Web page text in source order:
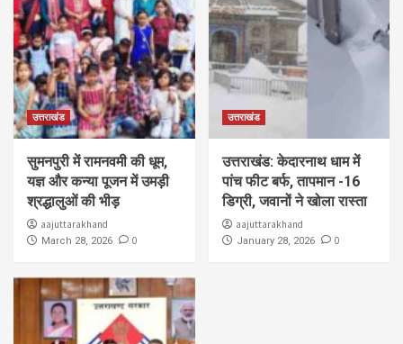
उत्तराखंड
सुमनपुरी में रामनवमी की धूम,
यज्ञ और कन्या पूजन में उमड़ी
श्रद्धालुओं की भीड़
aajuttarakhand
March 28, 2026 0
उत्तराखंड
उत्तराखंड: केदारनाथ धाम में
पांच फीट बर्फ, तापमान -16
डिग्री, जवानों ने खोला रास्ता
aajuttarakhand
January 28, 2026 0